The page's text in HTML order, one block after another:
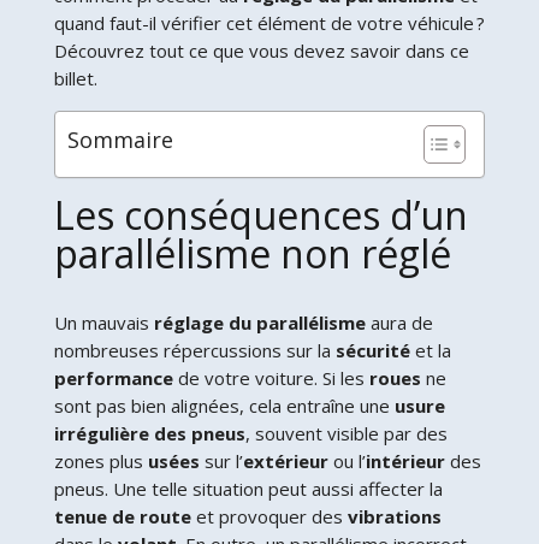
quand faut-il vérifier cet élément de votre véhicule ?
Découvrez tout ce que vous devez savoir dans ce
billet.
Sommaire
Les conséquences d’un
parallélisme non réglé
Un mauvais réglage du parallélismeaura de
nombreuses répercussions sur la sécuritéet la
performancede votre voiture. Si les roues ne
sont pas bien alignées, cela entraîne une usure
irrégulière des pneus, souvent visible par des
zones plus usées sur l’extérieurou l’intérieurdes
pneus. Une telle situation peut aussi affecter la
tenue de routeet provoquer des vibrations